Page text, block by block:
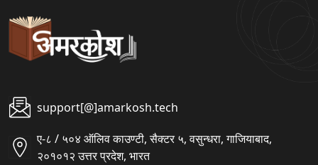
support[@]amarkosh.tech
ए-८ / ५०४ ऑलिव काउण्टी, सैक्टर ५, वसुन्धरा, गाजियाबाद,
२०१०१२ उत्तर प्रदेश, भारत